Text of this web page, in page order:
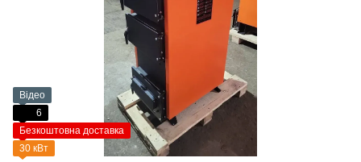
Відео
6
Безкоштовна доставка
30 кВт